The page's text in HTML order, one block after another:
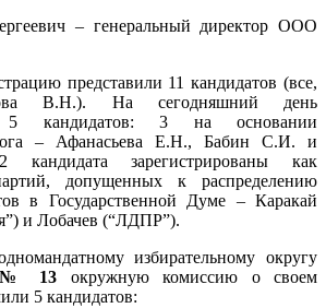
– генеральный директор ООО
представили 11 кандидатов (все,
В.Н.). На сегодняшний день
5 кандидатов: 3 на основании
– Афанасьева Е.Н., Бабин С.И. и
зарегистрированы как
допущенных к распределению
в Государственной Думе – Каракай
и Лобачев (“ЛДПР”).
избирательному округу
№ 13 окружную комиссию о своем
5 кандидатов: